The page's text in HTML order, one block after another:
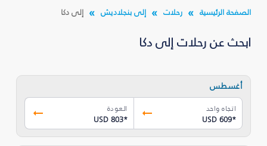
الصفحة الرئيسية رحلات إلى بنجلاديش إلى دكا
ابحث عن رحلات إلى دكا
أغسطس
اتجاه واحد
USD 609*
العودة
USD 803*